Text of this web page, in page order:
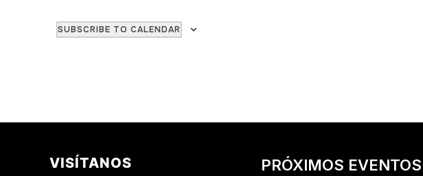
SUBSCRIBE TO CALENDAR
VISÍTANOS PRÓXIMOS EVENTOS